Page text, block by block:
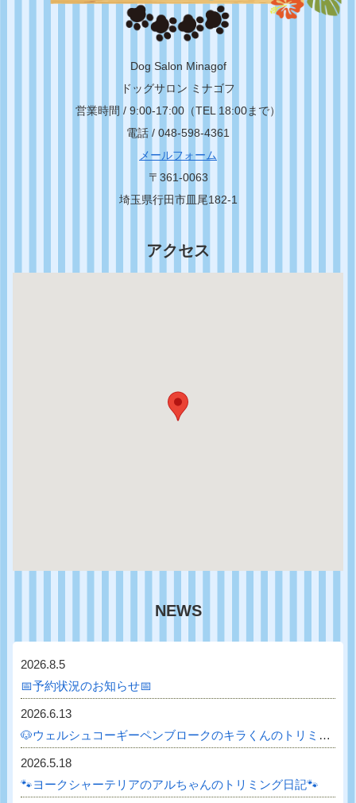
Dog Salon Minagof
ドッグサロン ミナゴフ
営業時間 / 9:00-17:00（TEL 18:00まで）
電話 / 048-598-4361
メールフォーム
〒361-0063
埼玉県行田市皿尾182-1
アクセス
NEWS
2026.8.5
📅予約状況のお知らせ📅
2026.6.13
🐶ウェルシュコーギーペンブロークのキラくんのトリミング日記🐶
2026.5.18
🐾ヨークシャーテリアのアルちゃんのトリミング日記🐾